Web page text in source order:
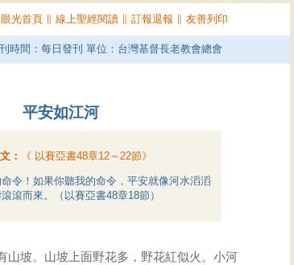
光首頁∥ 線上聖經閱讀∥ 訂報退報 友善列印
時間：每日發刊 單位：台灣基督長老教會總會
平安如江河
： 《 以賽亞書48章12～22節》
令！如果你聽我的命令，平安就像河水滔滔
滾而來。（以賽亞書48章18節）
山坡。山坡上面野花多，野花紅似火。小河